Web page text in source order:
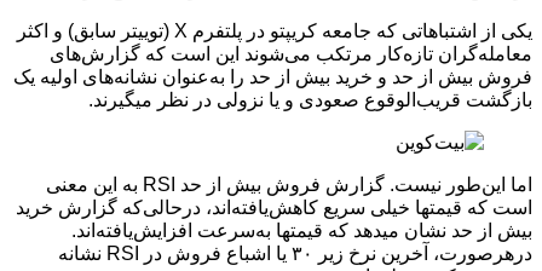
یکی از اشتباهاتی که جامعه کریپتو در پلتفرم X (توییتر سابق) و اکثر
معامله‌گران تازه‌کار مرتکب می‌شوند این است که گزارش‌های
فروش بیش از حد و خرید بیش از حد را به‌عنوان نشانه‌های اولیه یک
بازگشت قریب‌الوقوع صعودی و یا نزولی در نظر می­گیرند.
اما این‌طور نیست. گزارش فروش بیش از حد RSI به این معنی
است که قیمت­ها خیلی سریع کاهش‌یافته‌اند، درحالی‌که گزارش خرید
بیش از حد نشان می­دهد که قیمت­ها به‌سرعت افزایش‌یافته‌اند.
درهرصورت، آخرین نرخ زیر ۳۰ یا اشباع فروش در RSI نشانه